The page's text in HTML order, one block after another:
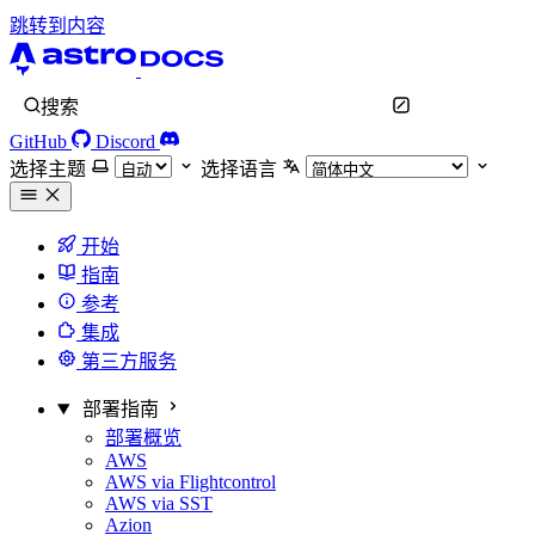
跳转到内容
搜索
GitHub
Discord
选择主题
选择语言
开始
指南
参考
集成
第三方服务
部署指南
部署概览
AWS
AWS via Flightcontrol
AWS via SST
Azion